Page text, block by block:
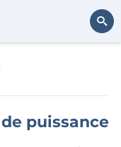
puissance